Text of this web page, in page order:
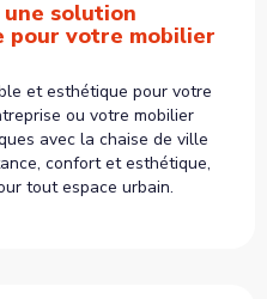
une solution
pour votre mobilier
et esthétique pour votre
ou votre mobilier
avec la chaise de ville
confort et esthétique,
tout espace urbain.